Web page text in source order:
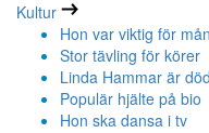
Kultur
Hon var viktig för
Stor tävling för körer
Linda Hammar är död
Populär hjälte på bio
Hon ska dansa i tv